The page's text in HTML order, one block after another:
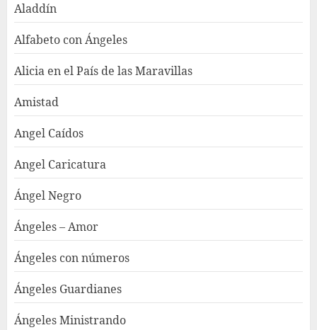
Aladdín
Alfabeto con Ángeles
Alicia en el País de las Maravillas
Amistad
Angel Caídos
Angel Caricatura
Ángel Negro
Ángeles – Amor
Ángeles con números
Ángeles Guardianes
Ángeles Ministrando